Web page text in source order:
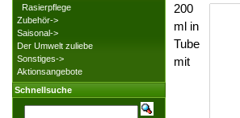
200
ml in
Tube
mit
Rasierpflege
Zubehör->
Saisonal->
Der Umwelt zuliebe
Sonstiges->
Aktionsangebote
Schnellsuche